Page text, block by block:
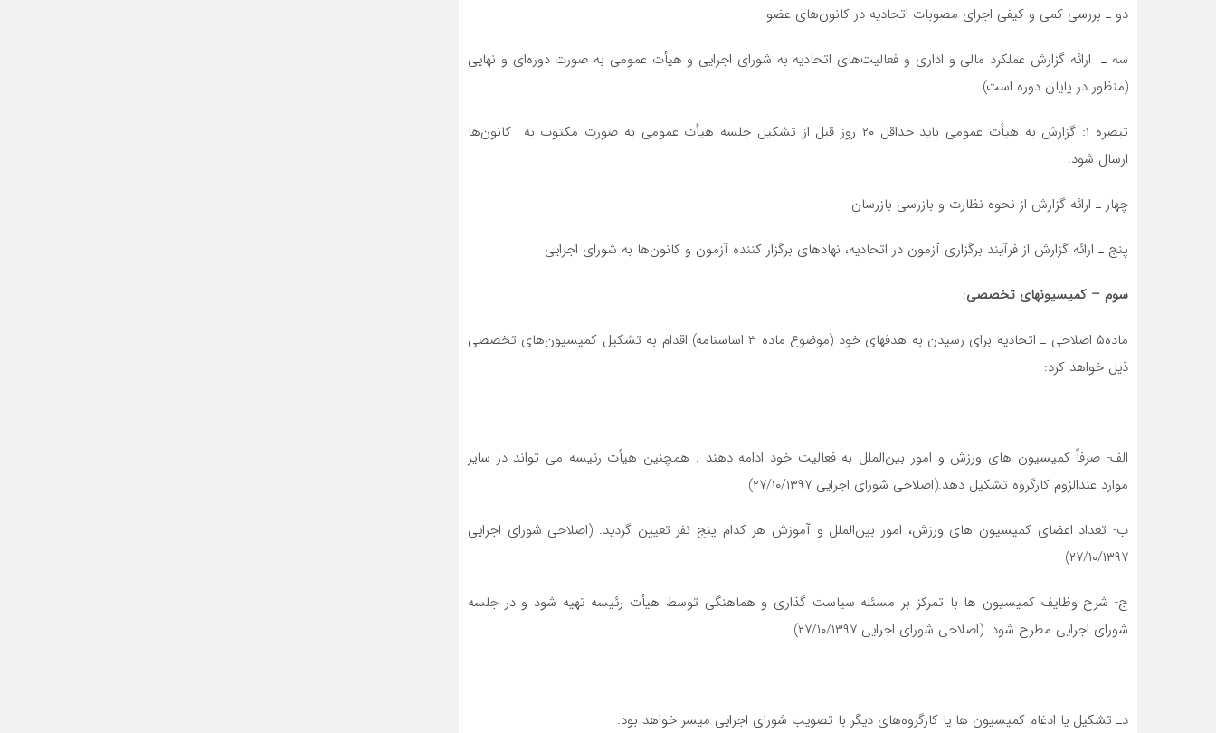
دو ـ بررسی کمی و کیفی اجرای مصوبات اتحادیه در کانون‌های عضو
سه ـ ارائه گزارش عملکرد مالی و اداری و فعالیت‌های اتحادیه به شورای اجرایی و هیأت عمومی به صورت دوره‌ای و نهایی
(منظور در پایان دوره است)
تبصره ۱: گزارش به هیأت عمومی باید حداقل ۲۰ روز قبل از تشکیل جلسه هیأت عمومی به صورت مکتوب به کانون‌ها
ارسال شود.
چهار ـ ارائه گزارش از نحوه نظارت و بازرسی بازرسان
پنج ـ ارائه گزارش از فرآیند برگزاری آزمون در اتحادیه، نهادهای برگزار کننده آزمون و کانون‌ها به شورای اجرایی
سوم – کمیسیونهای تخصصی:
ماده۵ اصلاحی ـ اتحادیه برای رسیدن به هدفهای خود (موضوع ماده ۳ اساسنامه) اقدام به تشکیل کمیسیون‌های تخصصی
ذیل خواهد کرد:
الف- صرفاً کمیسیون های ورزش و امور بین‌الملل به فعالیت خود ادامه دهند . همچنین هیأت رئیسه می تواند در سایر
موارد عندالزوم کارگروه تشکیل دهد.(اصلاحی شورای اجرایی ۲۷/۱۰/۱۳۹۷)
ب- تعداد اعضای کمیسیون های ورزش، امور بین‌الملل و آموزش هر کدام پنج نفر تعیین گردید. (اصلاحی شورای اجرایی
۲۷/۱۰/۱۳۹۷)
ج- شرح وظایف کمیسیون ها با تمرکز بر مسئله سیاست گذاری و هماهنگی توسط هیأت رئیسه تهیه شود و در جلسه
شورای اجرایی مطرح شود. (اصلاحی شورای اجرایی ۲۷/۱۰/۱۳۹۷)
دـ تشکیل یا ادغام کمیسیون ها یا کارگروه‌های دیگر با تصویب شورای اجرایی میسر خواهد بود.